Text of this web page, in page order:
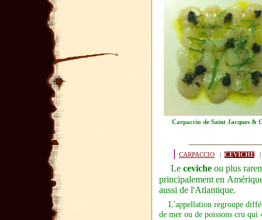
Carpaccio de Saint Jacques &
CARPACCIO | CEVICHE
Le ceviche ou plus
principalement en
aussi de l'Atlantique.
L'appellation regroupe
de mer ou de poissons cru qui